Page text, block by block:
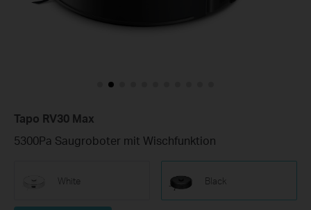
Tapo RV30 Max
5300Pa Saugroboter mit Wischfunktion
White Black